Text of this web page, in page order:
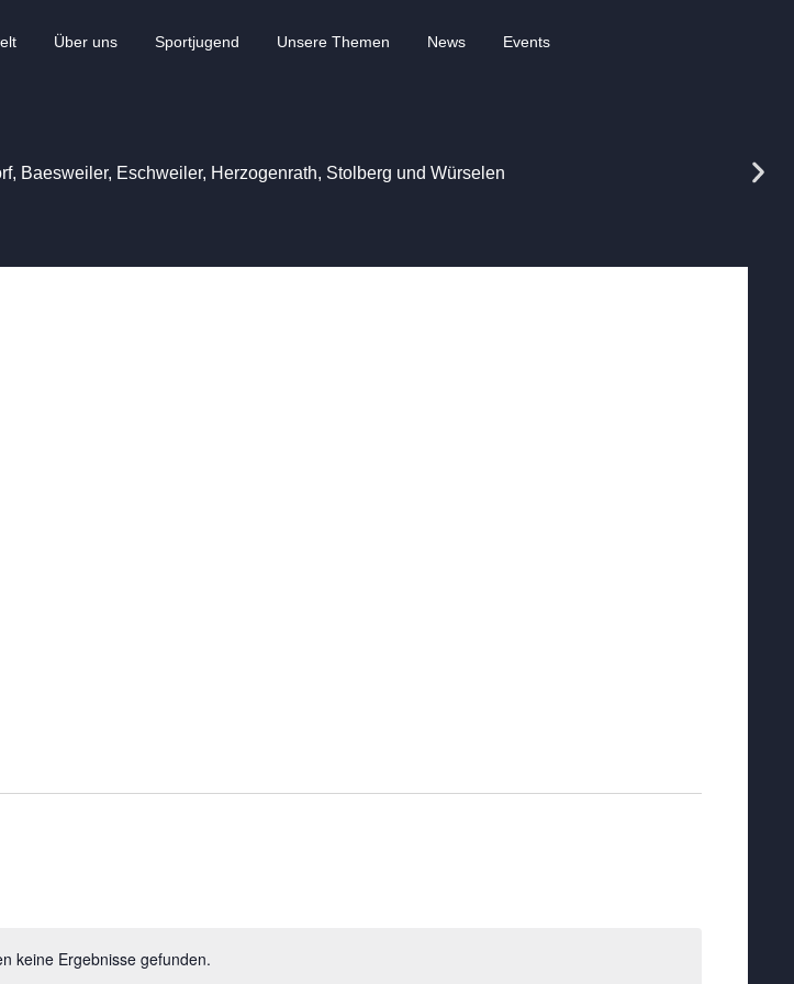
Über uns Sportjugend Unsere Themen News Events
Baesweiler, Eschweiler, Herzogenrath, Stolberg und Würselen
keine Ergebnisse gefunden.